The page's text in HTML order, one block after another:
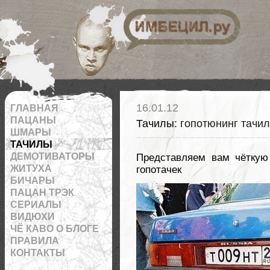
RSS
ГЛАВНАЯ
ПАЦАНЫ
ШМАРЫ
ТАЧИЛЫ
ДЕМОТИВАТОРЫ
ЖИТУХА
БИЧАРЫ
ПАЦАН ТРЭК
СЕРИАЛЫ
ВИДЮХИ
ЧЁ КАВО О БЛОГЕ
ПРАВИЛА
КОНТАКТЫ
16.01.12
Тачилы: гопотюнинг
Представляем вам чёткую
гопотачек